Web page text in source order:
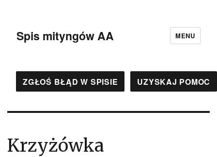
Spis mityngów AA MENU
ZGŁOŚ BŁĄD W SPISIE UZYSKAJ POMOC
Krzyżówka